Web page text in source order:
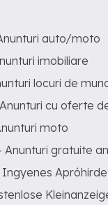
auto/moto
imobiliare
locuri de
cu oferte
moto
Anunturi gratuite
Ingyenes